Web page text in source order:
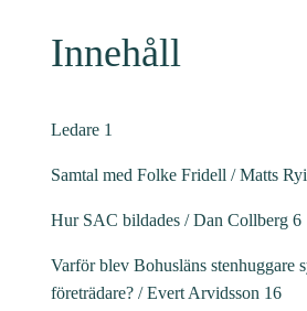
Innehåll
Ledare 1
Samtal med Folke Fridell / Matts
Hur SAC bildades / Dan Collberg 6
Varför blev Bohusläns stenhuggare
företrädare? / Evert Arvidsson 16